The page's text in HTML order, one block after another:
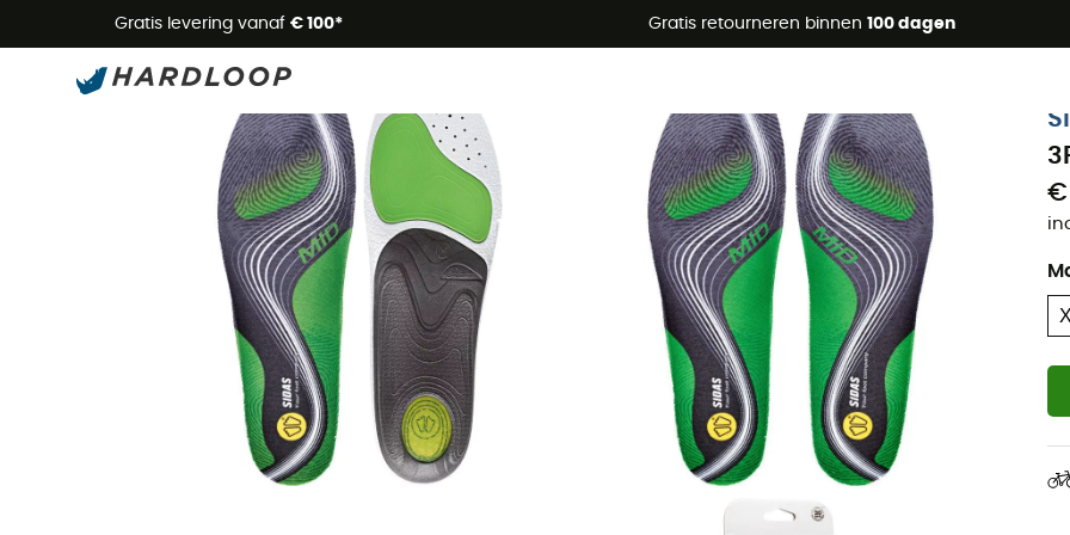
Gratis levering vanaf € 100* Gratis retourneren binnen 100 dagen
Zomeraanbiedingen 🔥 -5% EXTRA vanaf 2 producten* met code
€